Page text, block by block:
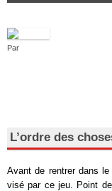
Par
L’ordre des
Avant de rentrer dans
visé par ce jeu. Point